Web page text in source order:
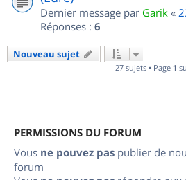
Dernier message par Garik «
Réponses : 6
Nouveau sujet
27 sujets • Page 1
PERMISSIONS DU FORUM
Vous ne pouvez pas publier de
forum